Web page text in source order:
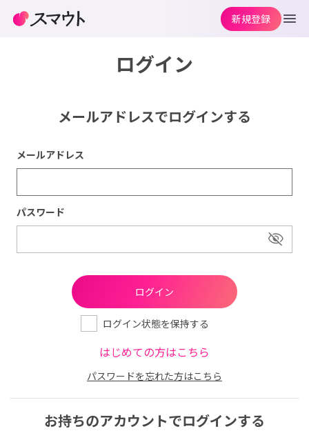
ログイン
メールアドレスでログインする
メールアドレス
パスワード
ログイン状態を保持する
はじめての方はこちら
パスワードを忘れた方はこちら
お持ちのアカウントでログインする
新規登録